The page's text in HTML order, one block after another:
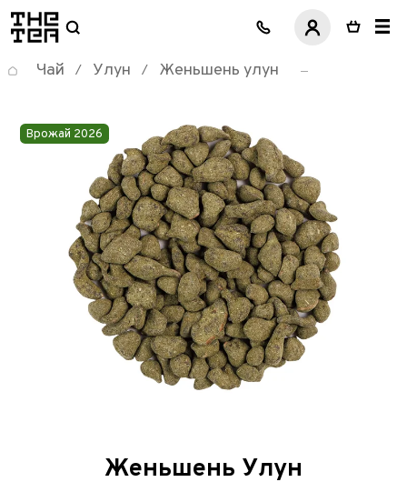
логотип
Чай / Улун / Женьшень улун
Врожай 2026
Женьшень Улун